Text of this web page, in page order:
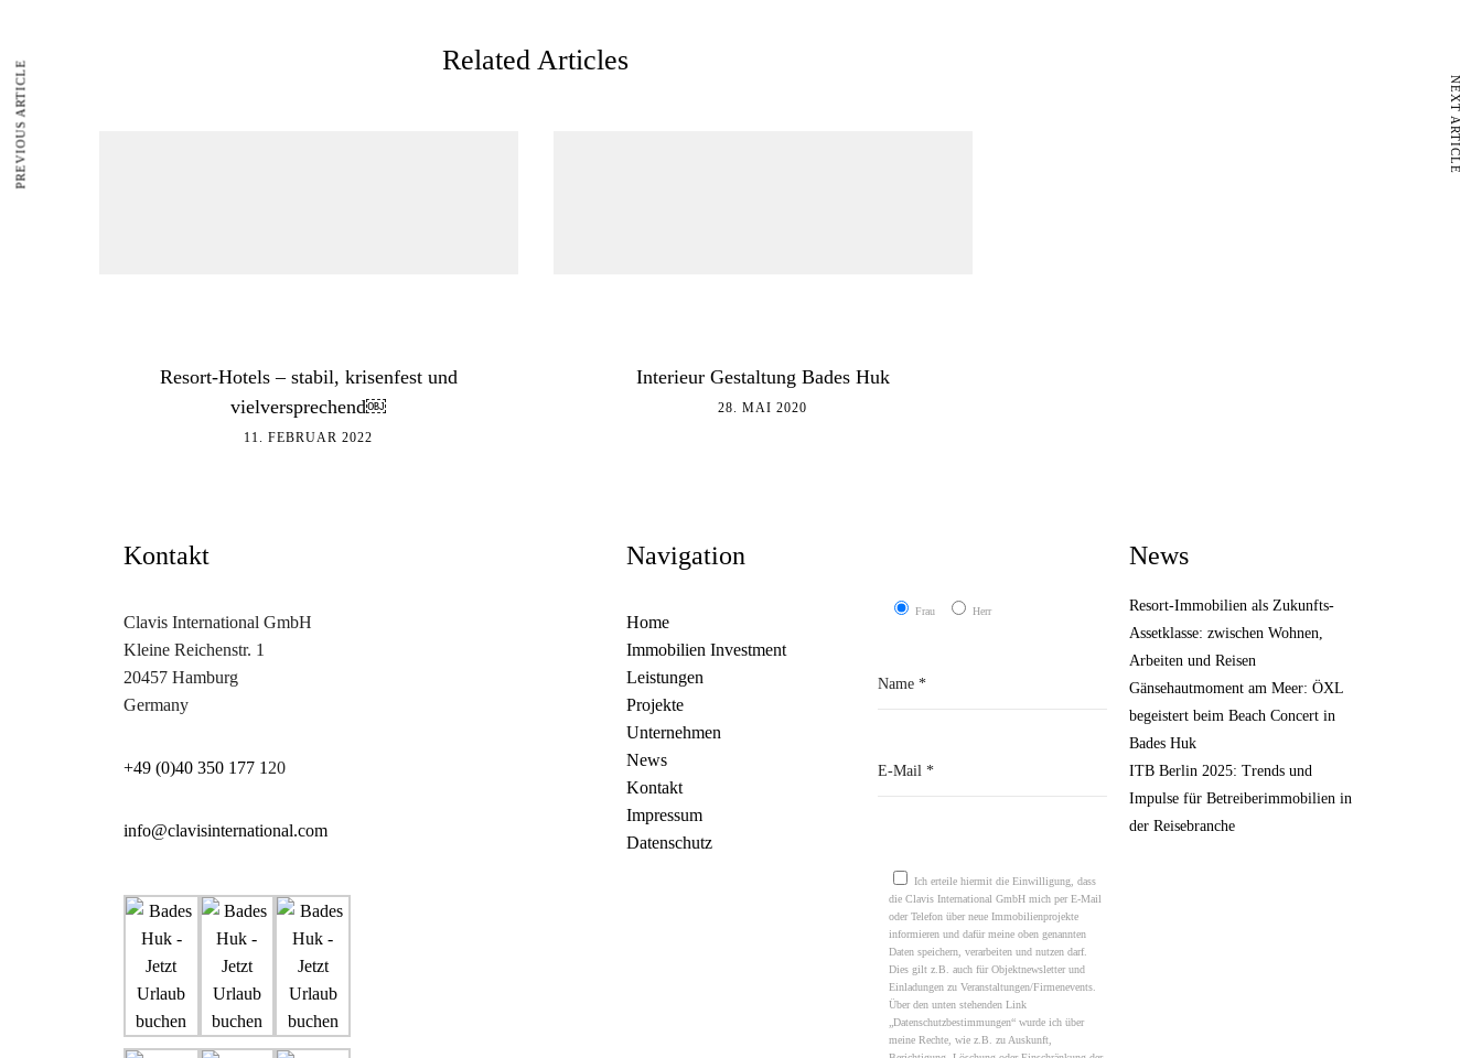
Related Articles
Resort-Hotels – stabil, krisenfest und
vielversprechend￼
11. FEBRUAR 2022
Interieur Gestaltung Bades Huk
28. MAI 2020
PREVIOUS ARTICLE NEXT ARTICLE
Kontakt
Clavis International GmbH
Kleine Reichenstr. 1
20457 Hamburg
Germany
+49 (0)40 350 177 1 20
info@clavisinternational.com
Navigation
Home
Immobilien Investment
Leistungen
Projekte
Unternehmen
News
Kontakt
Impressum
Datenschutz
Frau Herr
Ich erteile hiermit die Einwilligung, dass
die Clavis International GmbH mich per E-Mail
oder Telefon über neue Immobilienprojekte
informieren und dafür meine oben genannten
Daten speichern, verarbeiten und nutzen darf.
Dies gilt z.B. auch für Objektnewsletter und
Einladungen zu Veranstaltungen/Firmenevents.
Über den unten stehenden Link
„Datenschutzbestimmungen“ wurde ich über
meine Rechte, wie z.B. zu Auskunft,
News
Resort-Immobilien als Zukunfts-
Assetklasse: zwischen Wohnen,
Arbeiten und Reisen
Gänsehautmoment am Meer: ÖXL
begeistert beim Beach Concert in
Bades Huk
ITB Berlin 2025: Trends und
Impulse für Betreiberimmobilien in
der Reisebranche